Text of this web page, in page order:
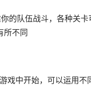
的队伍战斗，各种关
所不同
戏中开始，可以运用不